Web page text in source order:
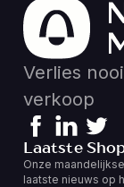
Verlies
verkoop
Laatste
Onze
laatste nieuws op